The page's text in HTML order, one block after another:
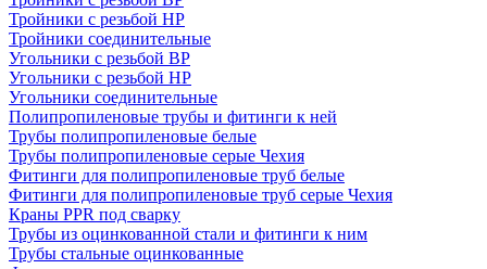
Тройники с резьбой НР
Тройники соединительные
Угольники с резьбой ВР
Угольники с резьбой НР
Угольники соединительные
Полипропиленовые трубы и фитинги к ней
Трубы полипропиленовые белые
Трубы полипропиленовые серые Чехия
Фитинги для полипропиленовые труб белые
Фитинги для полипропиленовые труб серые Чехия
Краны PPR под сварку
Трубы из оцинкованной стали и фитинги к ним
Трубы стальные оцинкованные